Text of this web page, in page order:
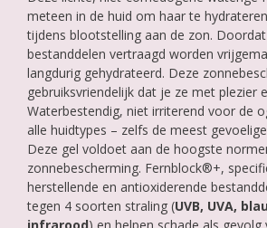
meteen in de huid om haar te
tijdens blootstelling aan de zon.
bestanddelen vertraagd worden
langdurig gehydrateerd. Deze
gebruiksvriendelijk dat je ze met plezier
Waterbestendig, niet irriterend voor de
alle huidtypes – zelfs de meest
Deze gel voldoet aan de hoogste
zonnebescherming. Fernblock®+,
herstellende en antioxiderende
tegen 4 soorten straling (UVB, UVA,